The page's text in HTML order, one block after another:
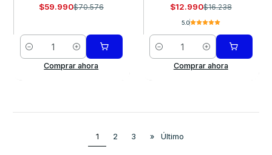
$59.990$70.576
Cantidad
Comprar ahora
$12.990$16.238
5.0
Cantidad
Comprar ahora
1 2 3 » Último